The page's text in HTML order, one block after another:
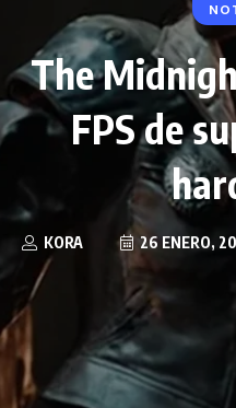
The
FPS de
KORA 26 ENERO,